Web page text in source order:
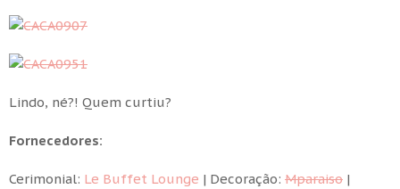
Lindo, né?! Quem curtiu?
Fornecedores:
Cerimonial: Le Buffet Lounge | Decoração: Mparaiso |